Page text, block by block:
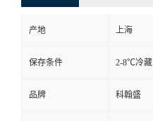
产地 上海
保存条件 2-8℃冷藏
品牌 科翰盛